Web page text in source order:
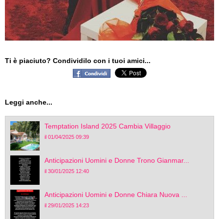
Ti è piaciuto? Condividilo con i tuoi amici...
Leggi anche...
Temptation Island 2025 Cambia Villaggio
il 01/04/2025 09:39
Anticipazioni Uomini e Donne Trono Gianmar...
il 30/01/2025 12:40
Anticipazioni Uomini e Donne Chiara Nuova ...
il 29/01/2025 14:23